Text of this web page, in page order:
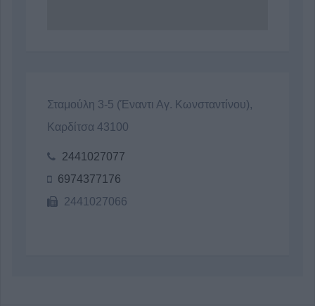
Σταμούλη 3-5 (Έναντι Αγ. Κωνσταντίνου),
Καρδίτσα 43100
2441027077
6974377176
2441027066